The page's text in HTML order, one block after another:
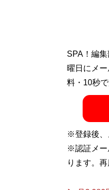
SPA！編
曜日にメ
料・10秒で
※登録後、
※認証メー
ります。